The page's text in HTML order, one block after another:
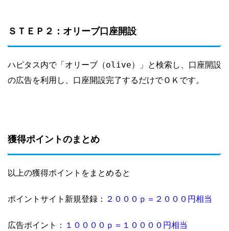
ＳＴＥＰ２：オリーブ口座開設
ハピタス内で「オリーブ（olive）」と検索し、口座開設
の広告を利用し、口座開設完了するだけでＯＫです。
獲得ポイントのまとめ
以上の獲得ポイントをまとめると
ポイントサイト新規登録： ２０００ｐ＝２０００円相当
広告ポイント： １００００ｐ＝１００００円相当